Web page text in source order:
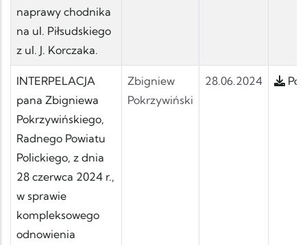
naprawy chodnika
na ul. Piłsudskiego
z ul. J. Korczaka.
INTERPELACJA
pana Zbigniewa
Pokrzywińskiego,
Radnego Powiatu
Polickiego, z dnia
28 czerwca 2024 r.,
w sprawie
kompleksowego
odnowienia
Zbigniew
Pokrzywiński
28.06.2024